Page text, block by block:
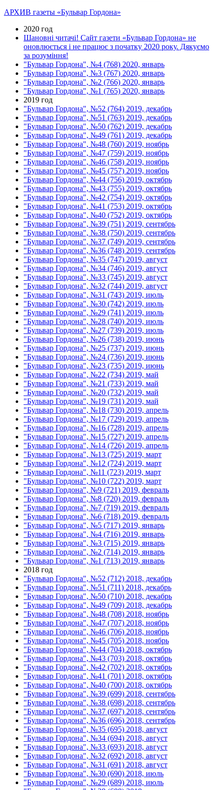
АРХИВ газеты «Бульвар Гордона»
2020 год
Шановні читачі! Сайт газети «Бульвар Гордона» не
оновлюється і не працює з початку 2020 року. Дякуємо
за розуміння!
"Бульвар Гордона", №4 (768) 2020, январь
"Бульвар Гордона", №3 (767) 2020, январь
"Бульвар Гордона", №2 (766) 2020, январь
"Бульвар Гордона", №1 (765) 2020, январь
2019 год
"Бульвар Гордона", №52 (764) 2019, декабрь
"Бульвар Гордона", №51 (763) 2019, декабрь
"Бульвар Гордона", №50 (762) 2019, декабрь
"Бульвар Гордона", №49 (761) 2019, декабрь
"Бульвар Гордона", №48 (760) 2019, ноябрь
"Бульвар Гордона", №47 (759) 2019, ноябрь
"Бульвар Гордона", №46 (758) 2019, ноябрь
"Бульвар Гордона", №45 (757) 2019, ноябрь
"Бульвар Гордона", №44 (756) 2019, октябрь
"Бульвар Гордона", №43 (755) 2019, октябрь
"Бульвар Гордона", №42 (754) 2019, октябрь
"Бульвар Гордона", №41 (753) 2019, октябрь
"Бульвар Гордона", №40 (752) 2019, октябрь
"Бульвар Гордона", №39 (751) 2019, сентябрь
"Бульвар Гордона", №38 (750) 2019, сентябрь
"Бульвар Гордона", №37 (749) 2019, сентябрь
"Бульвар Гордона", №36 (748) 2019, сентябрь
"Бульвар Гордона", №35 (747) 2019, август
"Бульвар Гордона", №34 (746) 2019, август
"Бульвар Гордона", №33 (745) 2019, август
"Бульвар Гордона", №32 (744) 2019, август
"Бульвар Гордона", №31 (743) 2019, июль
"Бульвар Гордона", №30 (742) 2019, июль
"Бульвар Гордона", №29 (741) 2019, июль
"Бульвар Гордона", №28 (740) 2019, июль
"Бульвар Гордона", №27 (739) 2019, июль
"Бульвар Гордона", №26 (738) 2019, июнь
"Бульвар Гордона", №25 (737) 2019, июнь
"Бульвар Гордона", №24 (736) 2019, июнь
"Бульвар Гордона", №23 (735) 2019, июнь
"Бульвар Гордона", №22 (734) 2019, май
"Бульвар Гордона", №21 (733) 2019, май
"Бульвар Гордона", №20 (732) 2019, май
"Бульвар Гордона", №19 (731) 2019, май
"Бульвар Гордона", №18 (730) 2019, апрель
"Бульвар Гордона", №17 (729) 2019, апрель
"Бульвар Гордона", №16 (728) 2019, апрель
"Бульвар Гордона", №15 (727) 2019, апрель
"Бульвар Гордона", №14 (726) 2019, апрель
"Бульвар Гордона", №13 (725) 2019, март
"Бульвар Гордона", №12 (724) 2019, март
"Бульвар Гордона", №11 (723) 2019, март
"Бульвар Гордона", №10 (722) 2019, март
"Бульвар Гордона", №9 (721) 2019, февраль
"Бульвар Гордона", №8 (720) 2019, февраль
"Бульвар Гордона", №7 (719) 2019, февраль
"Бульвар Гордона", №6 (718) 2019, февраль
"Бульвар Гордона", №5 (717) 2019, январь
"Бульвар Гордона", №4 (716) 2019, январь
"Бульвар Гордона", №3 (715) 2019, январь
"Бульвар Гордона", №2 (714) 2019, январь
"Бульвар Гордона", №1 (713) 2019, январь
2018 год
"Бульвар Гордона", №52 (712) 2018, декабрь
"Бульвар Гордона", №51 (711) 2018, декабрь
"Бульвар Гордона", №50 (710) 2018, декабрь
"Бульвар Гордона", №49 (709) 2018, декабрь
"Бульвар Гордона", №48 (708) 2018, ноябрь
"Бульвар Гордона", №47 (707) 2018, ноябрь
"Бульвар Гордона", №46 (706) 2018, ноябрь
"Бульвар Гордона", №45 (705) 2018, ноябрь
"Бульвар Гордона", №44 (704) 2018, октябрь
"Бульвар Гордона", №43 (703) 2018, октябрь
"Бульвар Гордона", №42 (702) 2018, октябрь
"Бульвар Гордона", №41 (701) 2018, октябрь
"Бульвар Гордона", №40 (700) 2018, октябрь
"Бульвар Гордона", №39 (699) 2018, сентябрь
"Бульвар Гордона", №38 (698) 2018, сентябрь
"Бульвар Гордона", №37 (697) 2018, сентябрь
"Бульвар Гордона", №36 (696) 2018, сентябрь
"Бульвар Гордона", №35 (695) 2018, август
"Бульвар Гордона", №34 (694) 2018, август
"Бульвар Гордона", №33 (693) 2018, август
"Бульвар Гордона", №32 (692) 2018, август
"Бульвар Гордона", №31 (691) 2018, август
"Бульвар Гордона", №30 (690) 2018, июль
"Бульвар Гордона", №29 (689) 2018, июль